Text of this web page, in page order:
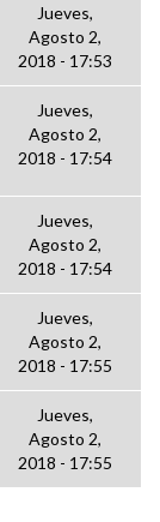
Jueves,
Agosto 2,
2018 - 17:53
Jueves,
Agosto 2,
2018 - 17:54
Jueves,
Agosto 2,
2018 - 17:54
Jueves,
Agosto 2,
2018 - 17:55
Jueves,
Agosto 2,
2018 - 17:55